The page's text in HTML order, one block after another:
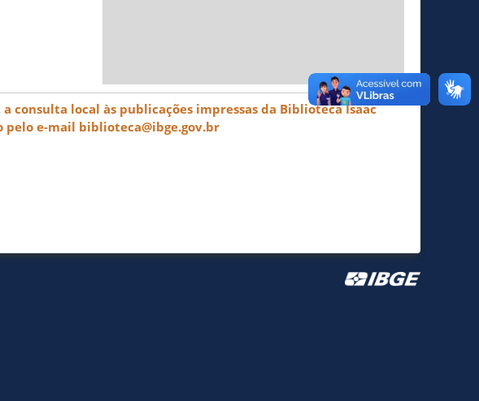
consulta local às publicações impressas da Biblioteca Isaac
e-mail biblioteca@ibge.gov.br